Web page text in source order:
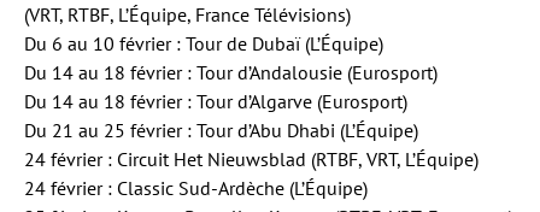
(VRT, RTBF, L’Équipe, France Télévisions)
Du 6 au 10 février : Tour de Dubaï (L’Équipe)
Du 14 au 18 février : Tour d’Andalousie (Eurosport)
Du 14 au 18 février : Tour d’Algarve (Eurosport)
Du 21 au 25 février : Tour d’Abu Dhabi (L’Équipe)
24 février : Circuit Het Nieuwsblad (RTBF, VRT, L’Équipe)
24 février : Classic Sud-Ardèche (L’Équipe)